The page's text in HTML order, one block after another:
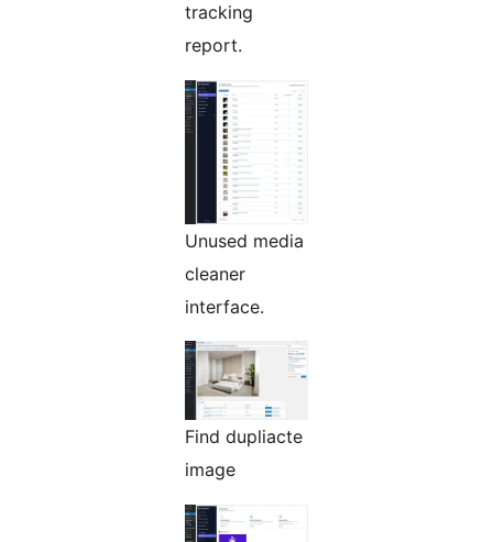
tracking
report.
Unused media
cleaner
interface.
Find dupliacte
image